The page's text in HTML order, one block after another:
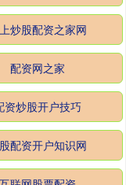
炒股配资之家网
配资网之家
资炒股开户技巧
配资开户知识网